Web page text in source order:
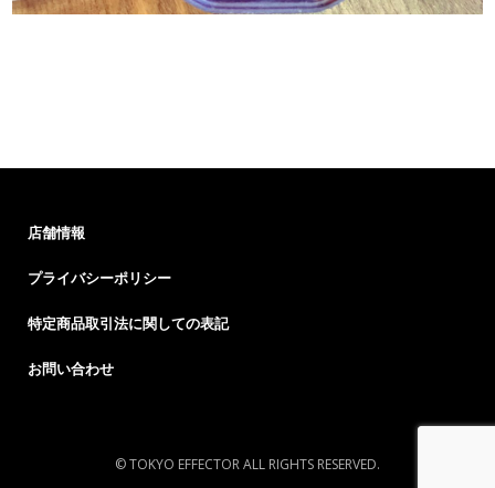
店舗情報
プライバシーポリシー
特定商品取引法に関しての表記
お問い合わせ
© TOKYO EFFECTOR ALL RIGHTS RESERVED.